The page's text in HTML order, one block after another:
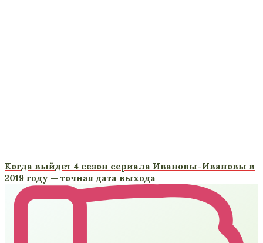
Когда выйдет 4 сезон сериала Ивановы-Ивановы в
2019 году — точная дата выхода